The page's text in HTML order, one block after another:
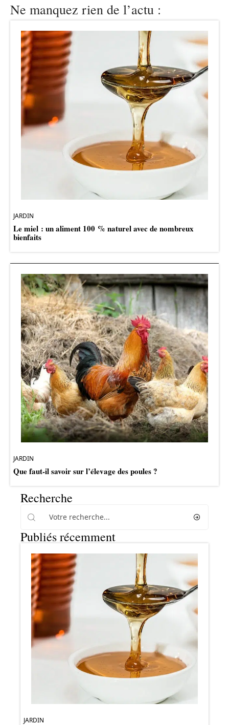
Ne manquez rien de l’actu :
JARDIN
Le miel : un aliment 100 % naturel avec de nombreux
bienfaits
JARDIN
Que faut-il savoir sur l’élevage des poules ?
Recherche
Publiés récemment
JARDIN